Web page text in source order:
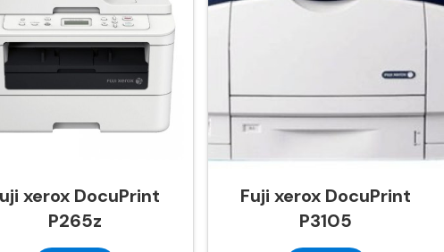
xerox DocuPrint
P265z
Fuji xerox DocuPrint
P3105